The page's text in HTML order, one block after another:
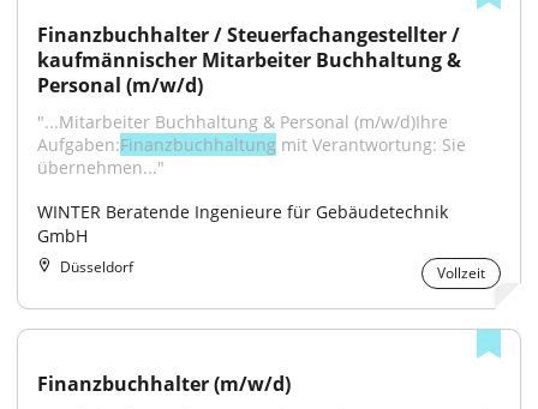
Finanzbuchhalter / Steuerfachangestellter /
kaufmännischer Mitarbeiter Buchhaltung &
Personal (m/w/d)
"...Mitarbeiter Buchhaltung & Personal (m/w/d)Ihre
Aufgaben:Finanzbuchhaltung mit Verantwortung: Sie
übernehmen..."
WINTER Beratende Ingenieure für Gebäudetechnik
GmbH
Düsseldorf Vollzeit
Finanzbuchhalter (m/w/d)